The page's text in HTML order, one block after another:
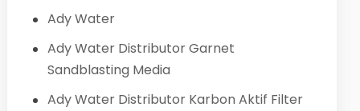
Ady Water
Ady Water Distributor Garnet
Sandblasting Media
Ady Water Distributor Karbon Aktif Filter